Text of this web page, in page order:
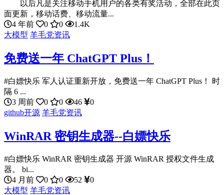
以后凡是关注移动手机用户的各类有奖活动，全部在此页
面更新，移动话费、移动流量...
4 年前
0 0
1.4K
大模型 羊毛党资讯
免费送一年 ChatGPT Plus！
#白嫖快乐 军人认证重新开放，免费送一年 ChatGPT Plus！ 时
隔 6 ...
3 周前
0 0 46
0
github开源 羊毛党资讯
WinRAR 密钥生成器--白嫖快乐
#白嫖快乐 WinRAR 密钥生成器 开源 WinRAR 授权文件生成
器。 bi...
4 月前
0 0 52
0
大模型 羊毛党资讯